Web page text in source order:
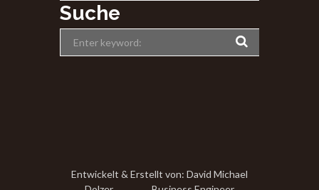
Suche
Entwickelt & Erstellt von: David Michael